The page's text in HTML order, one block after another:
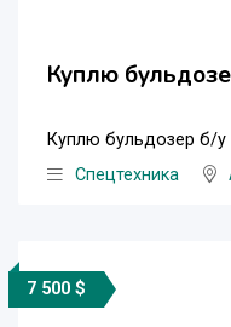
Куплю
Куплю бульдозер б/
Спецтехника
7 500 $